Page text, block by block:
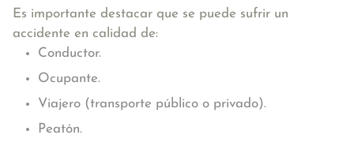
Es importante destacar que se puede sufrir un
accidente en calidad de:
Conductor.
Ocupante.
Viajero (transporte público o privado).
Peatón.